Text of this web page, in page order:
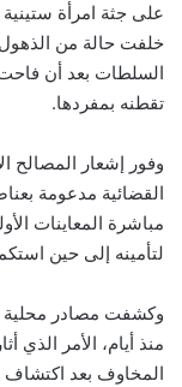
على جثة امرأة
خلفت حالة من الذهول
السلطات بعد أن فاحت
تقطنه بمفردها.
وفور إشعار المصالح
القضائية مدعومة
مباشرة المعاينات
لتأمينه إلى حين
وكشفت مصادر محلية
منذ أيام، الأمر الذي
المخاوف بعد اكتشاف